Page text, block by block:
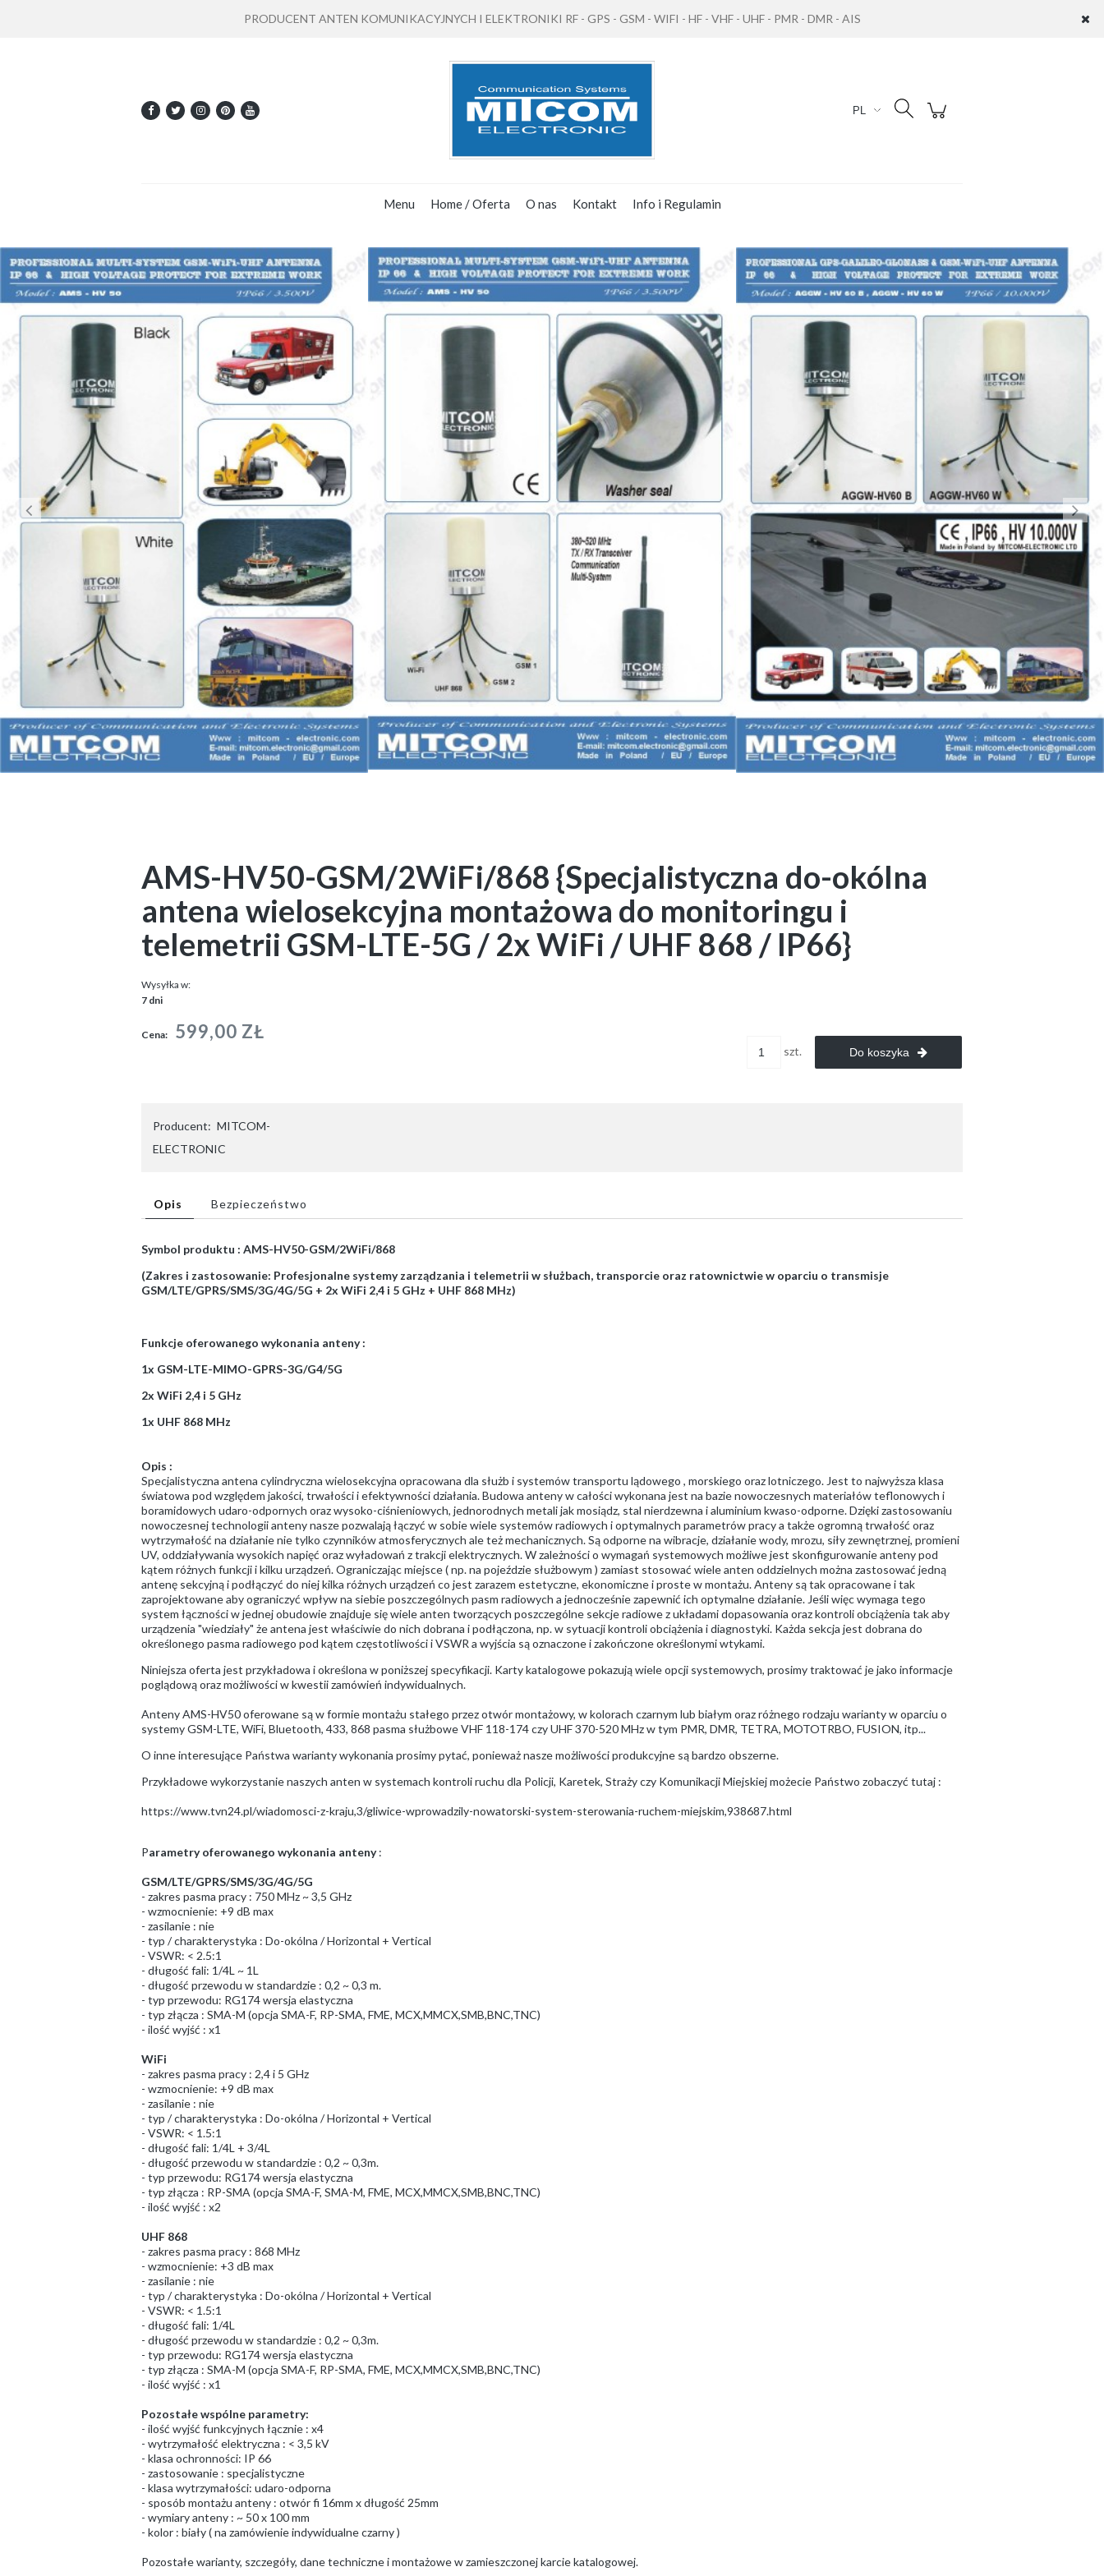
PRODUCENT ANTEN KOMUNIKACYJNYCH I ELEKTRONIKI RF - GPS - GSM - WIFI - HF - VHF - UHF - PMR - DMR - AIS
Menu Home / Oferta O nas Kontakt Info i Regulamin
AMS-HV50-GSM/2WiFi/868 {Specjalistyczna do-okólna
antena wielosekcyjna montażowa do monitoringu i
telemetrii GSM-LTE-5G / 2x WiFi / UHF 868 / IP66}
Wysyłka w:
7 dni
Cena: 599,00 ZŁ
szt. Do koszyka
Producent: MITCOM-
ELECTRONIC
Opis Bezpieczeństwo
Symbol produktu : AMS-HV50-GSM/2WiFi/868
(Zakres i zastosowanie: Profesjonalne systemy zarządzania i telemetrii w służbach, transporcie oraz ratownictwie w oparciu o transmisje
GSM/LTE/GPRS/SMS/3G/4G/5G + 2x WiFi 2,4 i 5 GHz + UHF 868 MHz)
Funkcje oferowanego wykonania anteny :
1x GSM-LTE-MIMO-GPRS-3G/G4/5G
2x WiFi 2,4 i 5 GHz
1x UHF 868 MHz
Opis :
Specjalistyczna antena cylindryczna wielosekcyjna opracowana dla służb i systemów transportu lądowego , morskiego oraz lotniczego. Jest to najwyższa klasa
światowa pod względem jakości, trwałości i efektywności działania. Budowa anteny w całości wykonana jest na bazie nowoczesnych materiałów teflonowych i
boramidowych udaro-odpornych oraz wysoko-ciśnieniowych, jednorodnych metali jak mosiądz, stal nierdzewna i aluminium kwaso-odporne. Dzięki zastosowaniu
nowoczesnej technologii anteny nasze pozwalają łączyć w sobie wiele systemów radiowych i optymalnych parametrów pracy a także ogromną trwałość oraz
wytrzymałość na działanie nie tylko czynników atmosferycznych ale też mechanicznych. Są odporne na wibracje, działanie wody, mrozu, siły zewnętrznej, promieni
UV, oddziaływania wysokich napięć oraz wyładowań z trakcji elektrycznych. W zależności o wymagań systemowych możliwe jest skonfigurowanie anteny pod
kątem różnych funkcji i kilku urządzeń. Ograniczając miejsce ( np. na pojeździe służbowym ) zamiast stosować wiele anten oddzielnych można zastosować jedną
antenę sekcyjną i podłączyć do niej kilka różnych urządzeń co jest zarazem estetyczne, ekonomiczne i proste w montażu. Anteny są tak opracowane i tak
zaprojektowane aby ograniczyć wpływ na siebie poszczególnych pasm radiowych a jednocześnie zapewnić ich optymalne działanie. Jeśli więc wymaga tego
system łączności w jednej obudowie znajduje się wiele anten tworzących poszczególne sekcje radiowe z układami dopasowania oraz kontroli obciążenia tak aby
urządzenia "wiedziały" że antena jest właściwie do nich dobrana i podłączona, np. w sytuacji kontroli obciążenia i diagnostyki. Każda sekcja jest dobrana do
określonego pasma radiowego pod kątem częstotliwości i VSWR a wyjścia są oznaczone i zakończone określonymi wtykami.
Niniejsza oferta jest przykładowa i określona w poniższej specyfikacji. Karty katalogowe pokazują wiele opcji systemowych, prosimy traktować je jako informacje
poglądową oraz możliwości w kwestii zamówień indywidualnych.
Anteny AMS-HV50 oferowane są w formie montażu stałego przez otwór montażowy, w kolorach czarnym lub białym oraz różnego rodzaju warianty w oparciu o
systemy GSM-LTE, WiFi, Bluetooth, 433, 868 pasma służbowe VHF 118-174 czy UHF 370-520 MHz w tym PMR, DMR, TETRA, MOTOTRBO, FUSION, itp...
O inne interesujące Państwa warianty wykonania prosimy pytać, ponieważ nasze możliwości produkcyjne są bardzo obszerne.
Przykładowe wykorzystanie naszych anten w systemach kontroli ruchu dla Policji, Karetek, Straży czy Komunikacji Miejskiej możecie Państwo zobaczyć tutaj :
https://www.tvn24.pl/wiadomosci-z-kraju,3/gliwice-wprowadzily-nowatorski-system-sterowania-ruchem-miejskim,938687.html
Parametry oferowanego wykonania anteny:
GSM/LTE/GPRS/SMS/3G/4G/5G
- zakres pasma pracy : 750 MHz ~ 3,5 GHz
- wzmocnienie: +9 dB max
- zasilanie : nie
- typ / charakterystyka : Do-okólna / Horizontal + Vertical
- VSWR: < 2.5:1
- długość fali: 1/4L ~ 1L
- długość przewodu w standardzie : 0,2 ~ 0,3 m.
- typ przewodu: RG174 wersja elastyczna
- typ złącza : SMA-M (opcja SMA-F, RP-SMA, FME, MCX,MMCX,SMB,BNC,TNC)
- ilość wyjść : x1
WiFi
- zakres pasma pracy : 2,4 i 5 GHz
- wzmocnienie: +9 dB max
- zasilanie : nie
- typ / charakterystyka : Do-okólna / Horizontal + Vertical
- VSWR: < 1.5:1
- długość fali: 1/4L + 3/4L
- długość przewodu w standardzie : 0,2 ~ 0,3m.
- typ przewodu: RG174 wersja elastyczna
- typ złącza : RP-SMA (opcja SMA-F, SMA-M, FME, MCX,MMCX,SMB,BNC,TNC)
- ilość wyjść : x2
UHF 868
- zakres pasma pracy : 868 MHz
- wzmocnienie: +3 dB max
- zasilanie : nie
- typ / charakterystyka : Do-okólna / Horizontal + Vertical
- VSWR: < 1.5:1
- długość fali: 1/4L
- długość przewodu w standardzie : 0,2 ~ 0,3m.
- typ przewodu: RG174 wersja elastyczna
- typ złącza : SMA-M (opcja SMA-F, RP-SMA, FME, MCX,MMCX,SMB,BNC,TNC)
- ilość wyjść : x1
Pozostałe wspólne parametry:
- ilość wyjść funkcyjnych łącznie : x4
- wytrzymałość elektryczna : < 3,5 kV
- klasa ochronności: IP 66
- zastosowanie : specjalistyczne
- klasa wytrzymałości: udaro-odporna
- sposób montażu anteny : otwór fi 16mm x długość 25mm
- wymiary anteny : ~ 50 x 100 mm
- kolor : biały ( na zamówienie indywidualne czarny )
Pozostałe warianty, szczegóły, dane techniczne i montażowe w zamieszczonej karcie katalogowej.